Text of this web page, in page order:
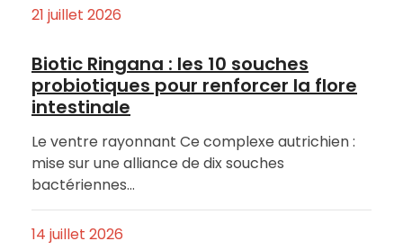
21 juillet 2026
Biotic Ringana : les 10 souches
probiotiques pour renforcer la flore
intestinale
Le ventre rayonnant Ce complexe autrichien :
mise sur une alliance de dix souches
bactériennes…
14 juillet 2026